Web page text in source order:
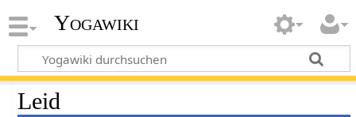
Yogawiki
Leid